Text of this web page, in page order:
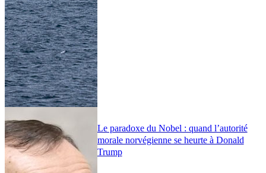
Le paradoxe du Nobel : quand l’autorité
morale norvégienne se heurte à Donald
Trump